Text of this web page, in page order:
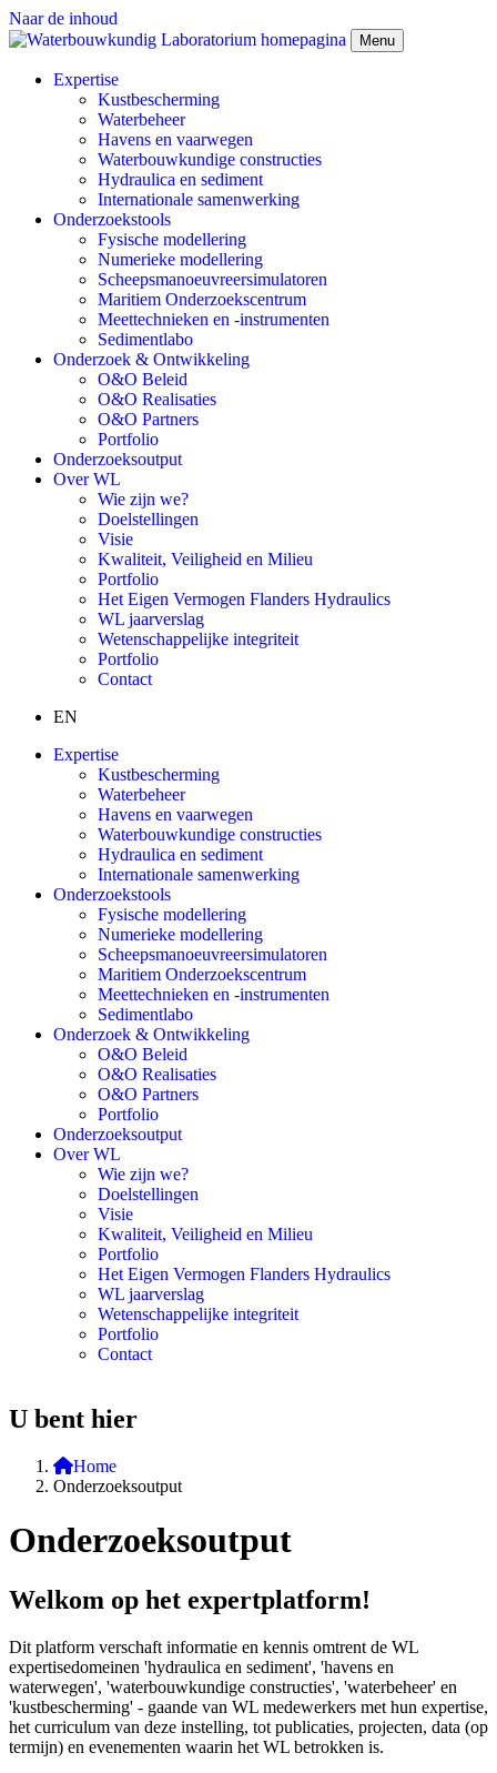
Naar de inhoud
Menu
Expertise
Kustbescherming
Waterbeheer
Havens en vaarwegen
Waterbouwkundige constructies
Hydraulica en sediment
Internationale samenwerking
Onderzoekstools
Fysische modellering
Numerieke modellering
Scheepsmanoeuvreersimulatoren
Maritiem Onderzoekscentrum
Meettechnieken en -instrumenten
Sedimentlabo
Onderzoek & Ontwikkeling
O&O Beleid
O&O Realisaties
O&O Partners
Portfolio
Onderzoeksoutput
Over WL
Wie zijn we?
Doelstellingen
Visie
Kwaliteit, Veiligheid en Milieu
Portfolio
Het Eigen Vermogen Flanders Hydraulics
WL jaarverslag
Wetenschappelijke integriteit
Portfolio
Contact
EN
Expertise
Kustbescherming
Waterbeheer
Havens en vaarwegen
Waterbouwkundige constructies
Hydraulica en sediment
Internationale samenwerking
Onderzoekstools
Fysische modellering
Numerieke modellering
Scheepsmanoeuvreersimulatoren
Maritiem Onderzoekscentrum
Meettechnieken en -instrumenten
Sedimentlabo
Onderzoek & Ontwikkeling
O&O Beleid
O&O Realisaties
O&O Partners
Portfolio
Onderzoeksoutput
Over WL
Wie zijn we?
Doelstellingen
Visie
Kwaliteit, Veiligheid en Milieu
Portfolio
Het Eigen Vermogen Flanders Hydraulics
WL jaarverslag
Wetenschappelijke integriteit
Portfolio
Contact
U bent hier
Home
Onderzoeksoutput
Onderzoeksoutput
Welkom op het expertplatform!
Dit platform verschaft informatie en kennis omtrent de WL
expertisedomeinen 'hydraulica en sediment', 'havens en
waterwegen', 'waterbouwkundige constructies', 'waterbeheer' en
'kustbescherming' - gaande van WL medewerkers met hun expertise,
het curriculum van deze instelling, tot publicaties, projecten, data (op
termijn) en evenementen waarin het WL betrokken is.